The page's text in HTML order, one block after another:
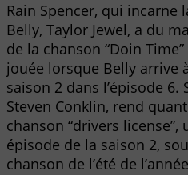
Rain Spencer, qui incarne
Belly, Taylor Jewel, a du
de la chanson “Doin
jouée lorsque Belly arrive
saison 2 dans l’épisode
Steven Conklin, rend
chanson “drivers
épisode de la saison 2,
chanson de l’été de